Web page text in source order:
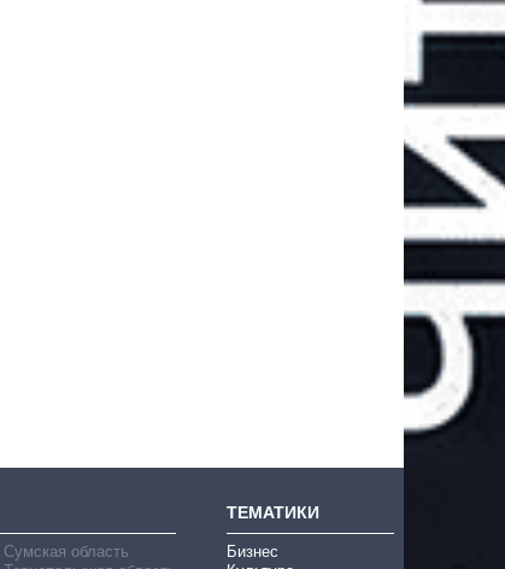
Сумская область
ТЕМАТИКИ
Бизнес